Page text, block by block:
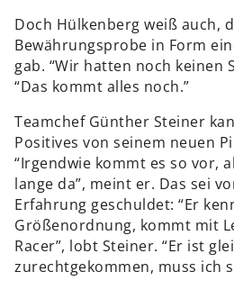
Doch Hülkenberg weiß auch,
Bewährungsprobe in Form
gab. “Wir hatten noch keinen
“Das kommt alles noch.”
Teamchef Günther Steiner
Positives von seinem neuen
“Irgendwie kommt es so vor,
lange da”, meint er. Das sei
Erfahrung geschuldet: “Er
Größenordnung, kommt mit
Racer”, lobt Steiner. “Er ist
zurechtgekommen, muss ich